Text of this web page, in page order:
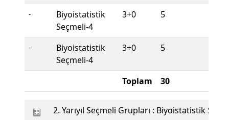
-
Biyoistatistik
Seçmeli-4
3+0 5
-
Biyoistatistik
Seçmeli-4
3+0 5
Toplam 30
2. Yarıyıl Seçmeli Grupları : Biyoistatistik